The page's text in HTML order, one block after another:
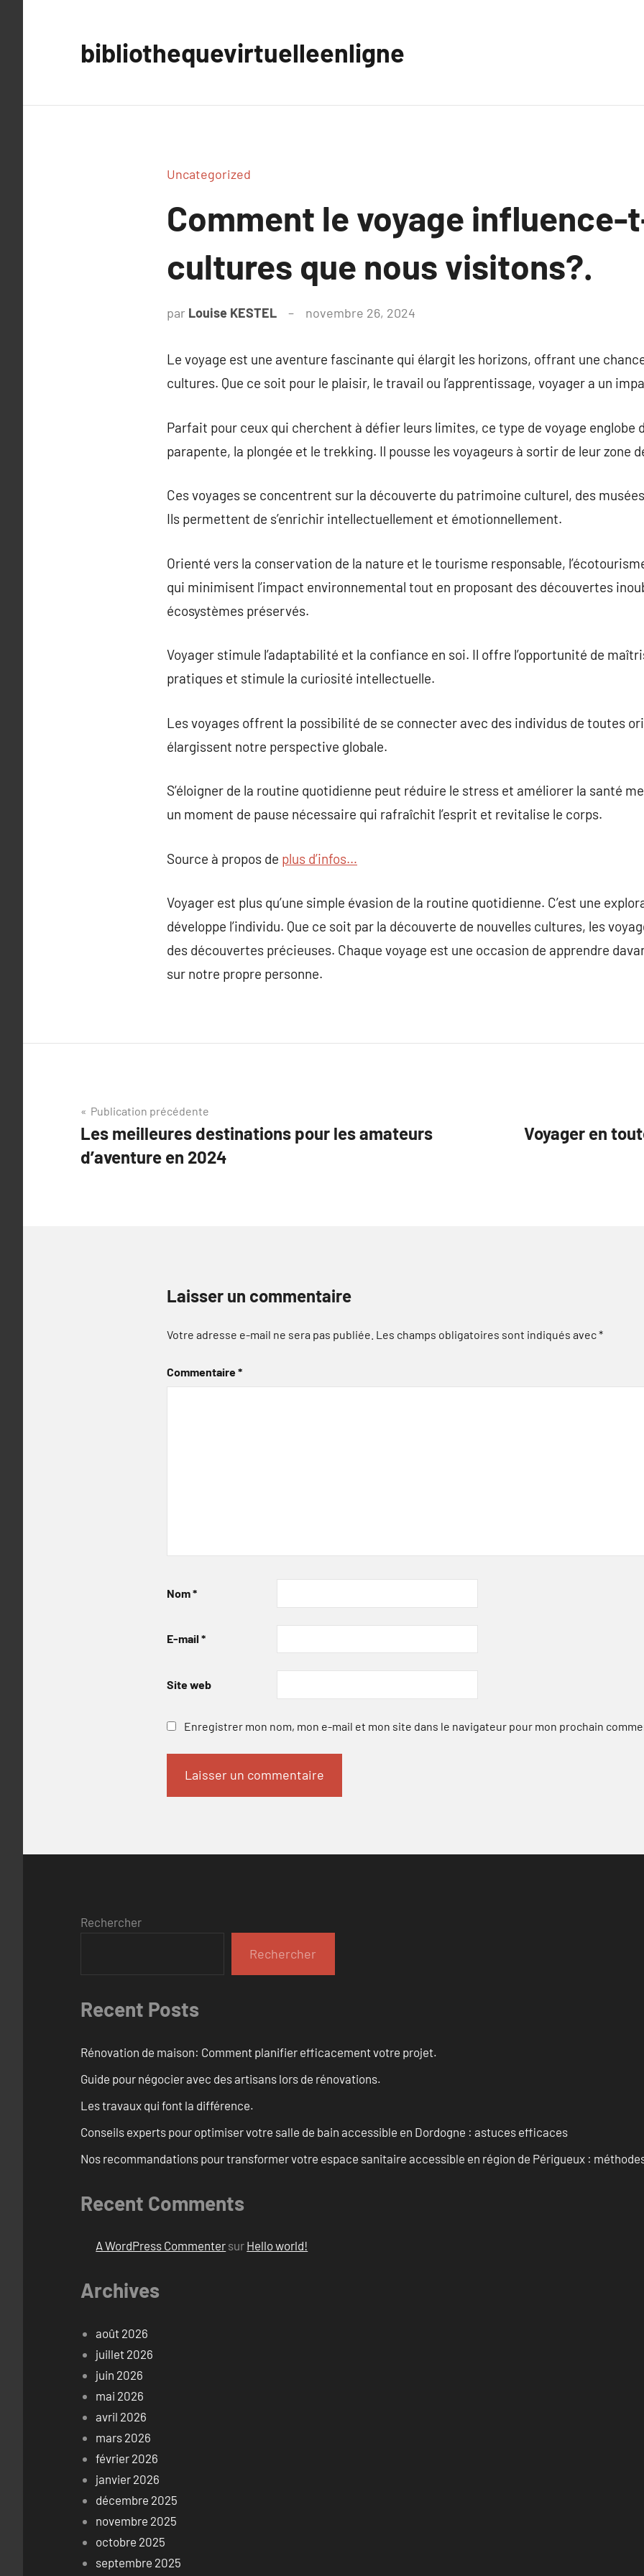
bibliothequevirtuelleenligne
Uncategorized
Comment le voyage influence-
cultures que nous visitons?.
par Louise KESTEL novembre 26, 2024
Le voyage est une aventure fascinante qui élargit les horizons, offrant une
cultures. Que ce soit pour le plaisir, le travail ou l’apprentissage, voyager a un
Parfait pour ceux qui cherchent à défier leurs limites, ce type de voyage englobe
parapente, la plongée et le trekking. Il pousse les voyageurs à sortir de leur zone
Ces voyages se concentrent sur la découverte du patrimoine culturel, des
Ils permettent de s’enrichir intellectuellement et émotionnellement.
Orienté vers la conservation de la nature et le tourisme responsable,
qui minimisent l’impact environnemental tout en proposant des découvertes
écosystèmes préservés.
Voyager stimule l’adaptabilité et la confiance en soi. Il offre l’opportunité de
pratiques et stimule la curiosité intellectuelle.
Les voyages offrent la possibilité de se connecter avec des individus de toutes
élargissent notre perspective globale.
S’éloigner de la routine quotidienne peut réduire le stress et améliorer la santé
un moment de pause nécessaire qui rafraîchit l’esprit et revitalise le corps.
Source à propos de plus d’infos…
Voyager est plus qu’une simple évasion de la routine quotidienne. C’est une
développe l’individu. Que ce soit par la découverte de nouvelles cultures, les
des découvertes précieuses. Chaque voyage est une occasion de apprendre
sur notre propre personne.
Navigation
de
l’article
Publication précédente
Les meilleures destinations pour les amateurs
d’aventure en 2024
Voyager en
Laisser un commentaire
Votre adresse e-mail ne sera pas publiée. Les champs obligatoires sont indiqués avec*
Commentaire*
Nom*
E-mail *
Site web
Enregistrer mon nom, mon e-mail et mon site dans le navigateur pour mon prochain
Rechercher
Rechercher
Recent Posts
Rénovation de maison: Comment planifier efficacement votre projet.
Guide pour négocier avec des artisans lors de rénovations.
Les travaux qui font la différence.
Conseils experts pour optimiser votre salle de bain accessible en Dordogne : astuces efficaces
Nos recommandations pour transformer votre espace sanitaire accessible en région de Périgueux :
Recent Comments
A WordPress Commenter sur Hello world!
Archives
août 2026
juillet 2026
juin 2026
mai 2026
avril 2026
mars 2026
février 2026
janvier 2026
décembre 2025
novembre 2025
octobre 2025
septembre 2025